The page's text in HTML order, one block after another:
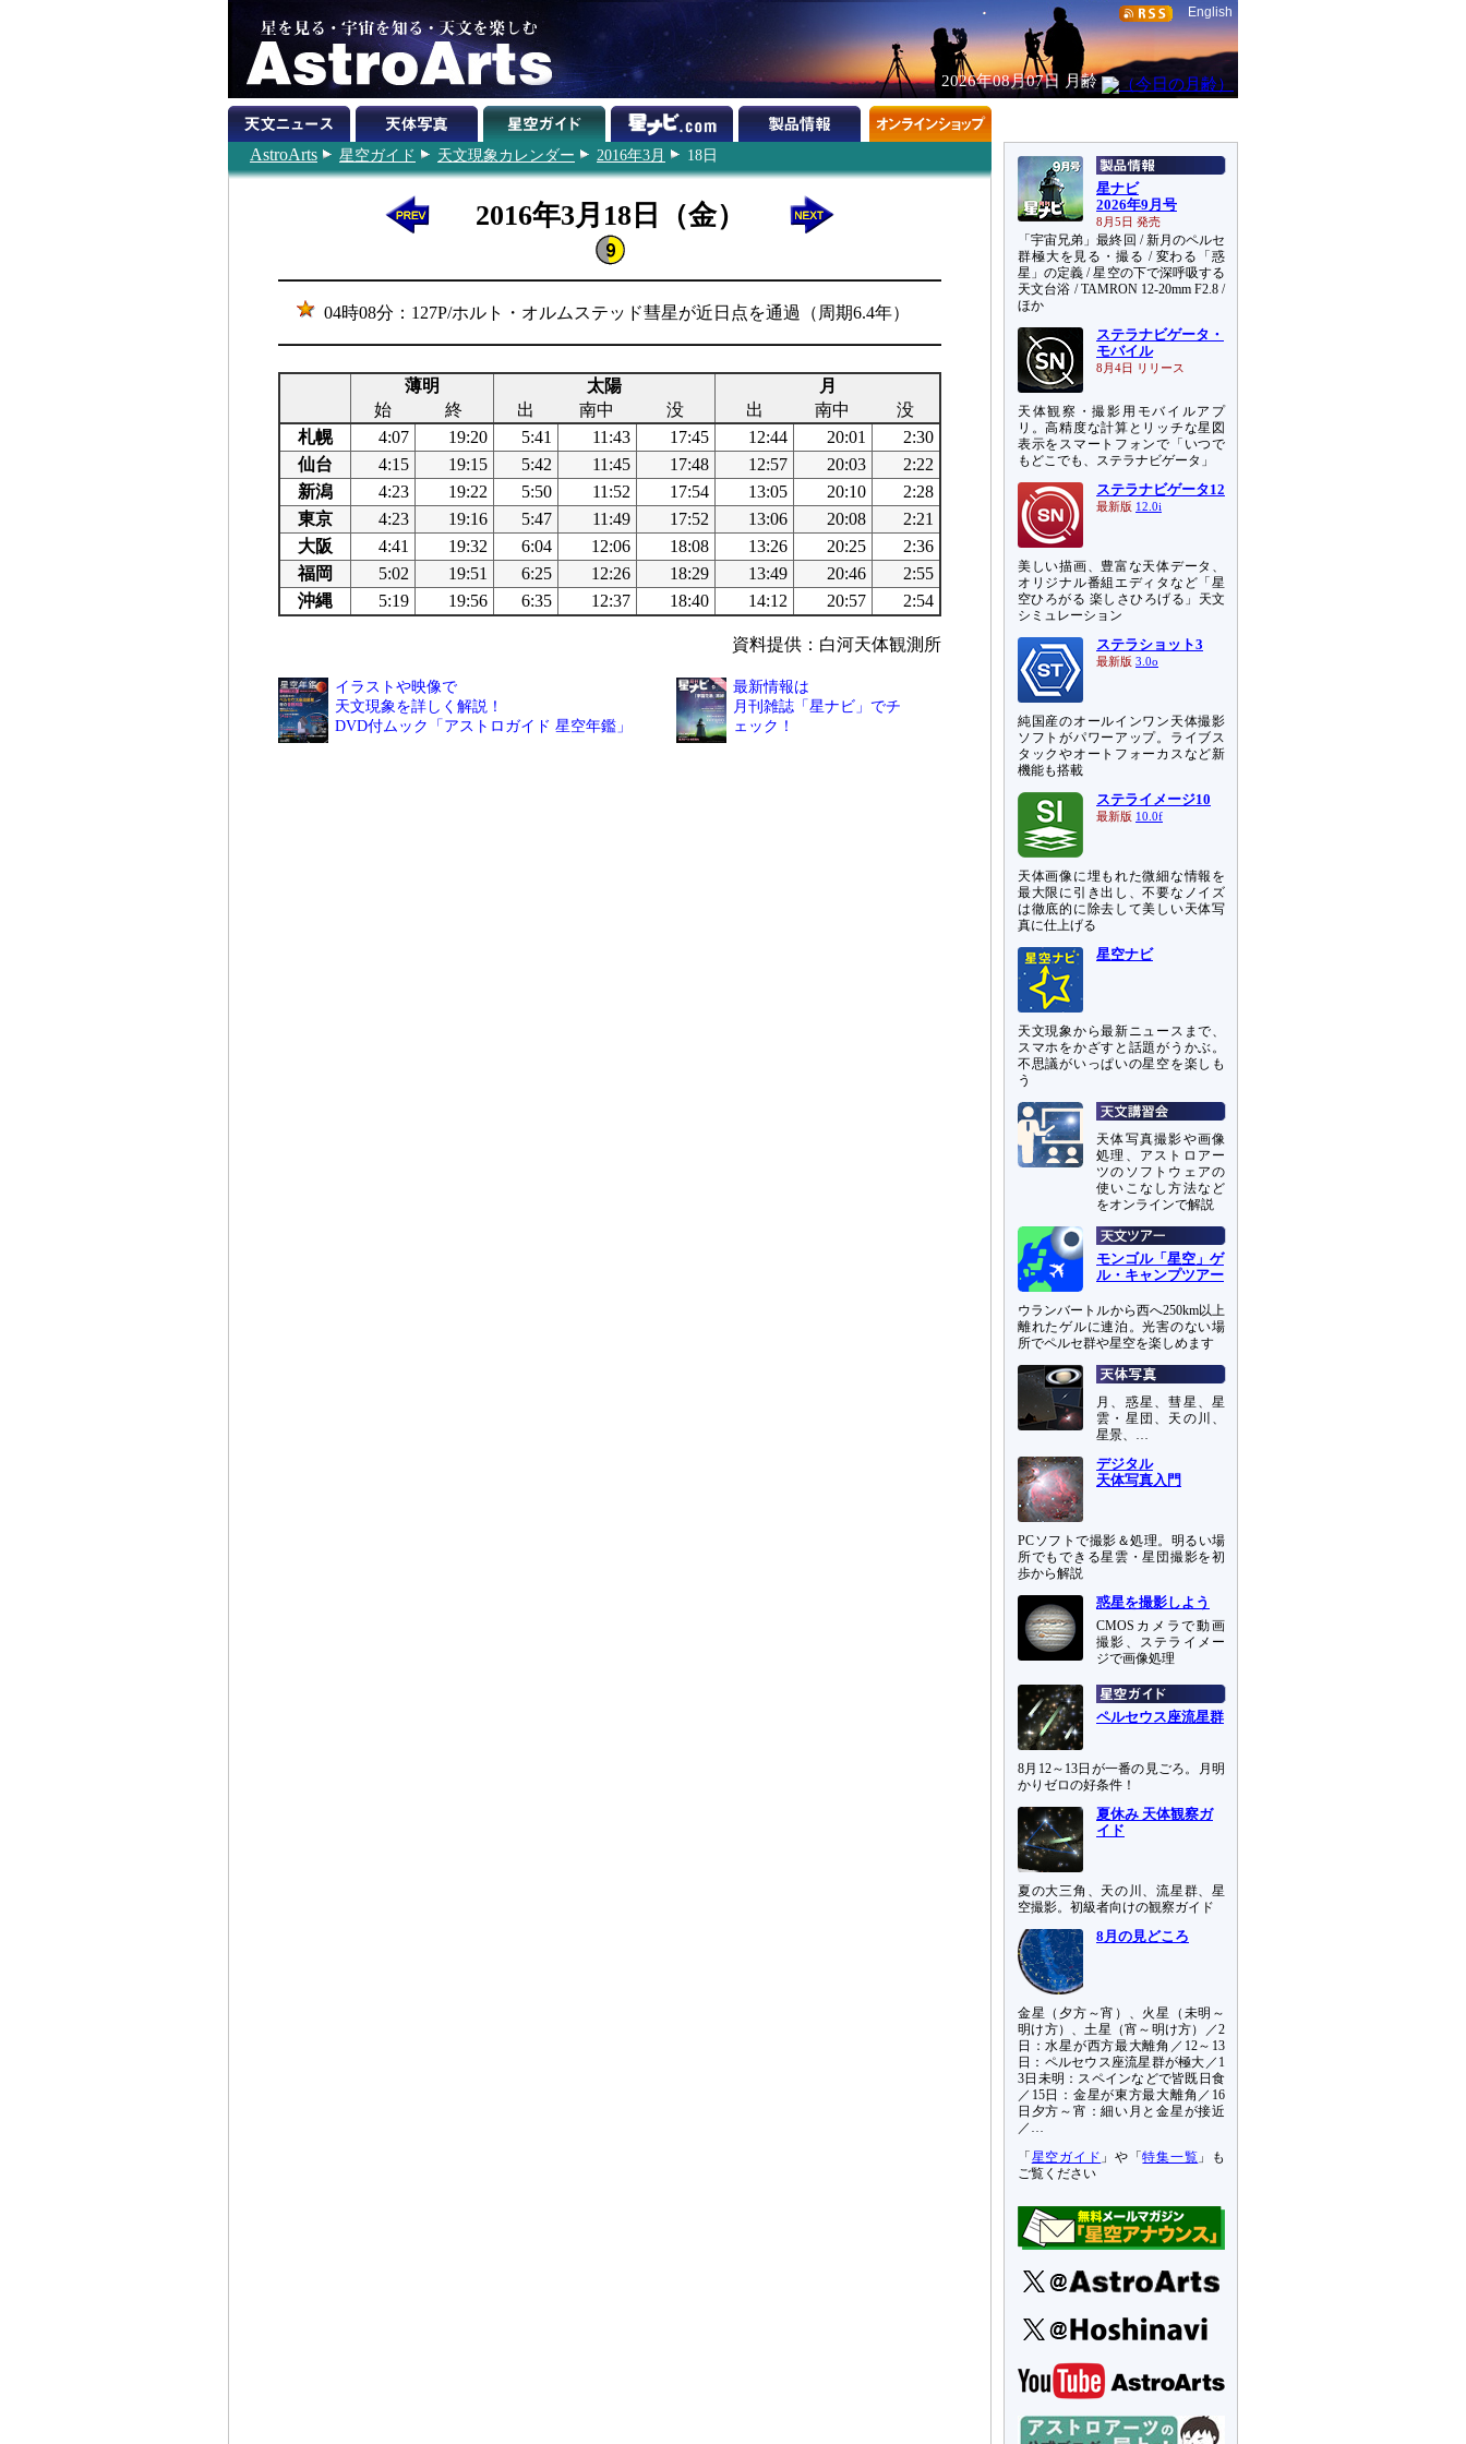
English
2026年08月07日 月齢
AstroArts 星空ガイド 天文現象カレンダー 2016年3月 18日
2016年3月18日（金）
04時08分：127P/ホルト・オルムステッド彗星が近日点を通過（周期6.4年）
薄明 太陽
月
始
終 出 南中 没 出 南中
没
札幌
4:07 19:20 5:41 11:43 17:45 12:44 20:01
2:30
仙台
4:15 19:15 5:42 11:45 17:48 12:57 20:03
2:22
新潟
4:23 19:22 5:50 11:52 17:54 13:05 20:10
2:28
東京
4:23 19:16 5:47 11:49 17:52 13:06 20:08
2:21
大阪
4:41 19:32 6:04 12:06 18:08 13:26 20:25
2:36
福岡
5:02 19:51 6:25 12:26 18:29 13:49 20:46
2:55
沖縄
5:19 19:56 6:35 12:37 18:40 14:12 20:57 2:54
資料提供：白河天体観測所
イラストや映像で
天文現象を詳しく解説！
DVD付ムック「アストロガイド 星空年鑑」
最新情報は
月刊雑誌「星ナビ」でチ
ェック！
星ナビ
2026年9月号
8月5日 発売
「宇宙兄弟」最終回 / 新月のペルセ
群極大を見る・撮る / 変わる「惑
星」の定義 / 星空の下で深呼吸する
天文台浴 / TAMRON 12-20mm F2.8 /
ほか
ステラナビゲータ・
モバイル
8月4日 リリース
天体観察・撮影用モバイルアプ
リ。高精度な計算とリッチな星図
表示をスマートフォンで「いつで
もどこでも、ステラナビゲータ」
ステラナビゲータ12
最新版 12.0i
美しい描画、豊富な天体データ、
オリジナル番組エディタなど「星
空ひろがる 楽しさひろげる」天文
シミュレーション
ステラショット3
最新版 3.0o
純国産のオールインワン天体撮影
ソフトがパワーアップ。ライブス
タックやオートフォーカスなど新
機能も搭載
ステライメージ10
最新版 10.0f
天体画像に埋もれた微細な情報を
最大限に引き出し、不要なノイズ
は徹底的に除去して美しい天体写
真に仕上げる
星空ナビ
天文現象から最新ニュースまで、
スマホをかざすと話題がうかぶ。
不思議がいっぱいの星空を楽しも
う
天体写真撮影や画像
処理、アストロアー
ツのソフトウェアの
使いこなし方法など
をオンラインで解説
モンゴル「星空」ゲ
ル・キャンプツアー
ウランバートルから西へ250km以上
離れたゲルに連泊。光害のない場
所でペルセ群や星空を楽しめます
月、惑星、彗星、星
雲・星団、天の川、
星景、…
デジタル
天体写真入門
PCソフトで撮影＆処理。明るい場
所でもできる星雲・星団撮影を初
歩から解説
惑星を撮影しよう
CMOSカメラで動画
撮影、ステライメー
ジで画像処理
ペルセウス座流星群
8月12～13日が一番の見ごろ。月明
かりゼロの好条件！
夏休み 天体観察ガ
イド
夏の大三角、天の川、流星群、星
空撮影。初級者向けの観察ガイド
8月の見どころ
金星（夕方～宵）、火星（未明～
明け方）、土星（宵～明け方）／2
日：水星が西方最大離角／12～13
日：ペルセウス座流星群が極大／1
3日未明：スペインなどで皆既日食
／15日：金星が東方最大離角／16
日夕方～宵：細い月と金星が接近
／…
「 星空ガイド 」や「特集一覧 」も
ご覧ください